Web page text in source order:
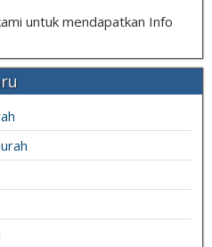
untuk mendapatkan Info